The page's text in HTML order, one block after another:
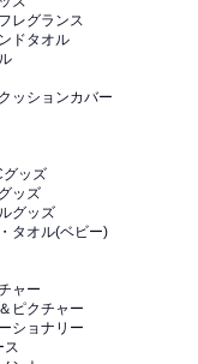
レグランス
ドタオル
ッションカバー
グッズ
ッズ
グッズ
タオル(ベビー)
ャー
ピクチャー
ショナリー
ス